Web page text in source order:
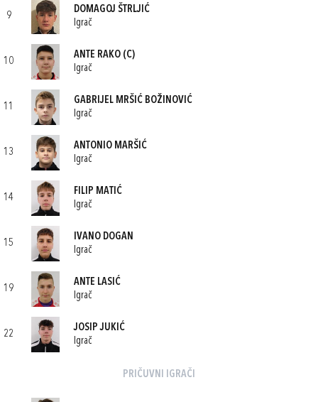
9
DOMAGOJ ŠTRLJIĆ
Igrač
10
ANTE RAKO (C)
Igrač
11
GABRIJEL MRŠIĆ BOŽINOVIĆ
Igrač
13
ANTONIO MARŠIĆ
Igrač
14
FILIP MATIĆ
Igrač
15
IVANO DOGAN
Igrač
19
ANTE LASIĆ
Igrač
22
JOSIP JUKIĆ
Igrač
PRIČUVNI IGRAČI